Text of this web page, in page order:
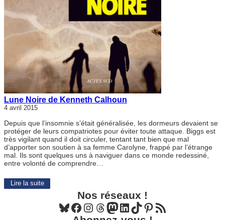
Lune Noire de Kenneth Calhoun
4 avril 2015
Depuis que l’insomnie s’était généralisée, les dormeurs devaient se
protéger de leurs compatriotes pour éviter toute attaque. Biggs est
très vigilant quand il doit circuler, tentant tant bien que mal
d’apporter son soutien à sa femme Carolyne, frappé par l’étrange
mal. Ils sont quelques uns à naviguer dans ce monde redessiné,
entre volonté de comprendre…
Lire la suite
Nos réseaux !
Bluesky Facebook Instagram Threads Mastodon LinkedIn TikTok Pinterest Flux RSS